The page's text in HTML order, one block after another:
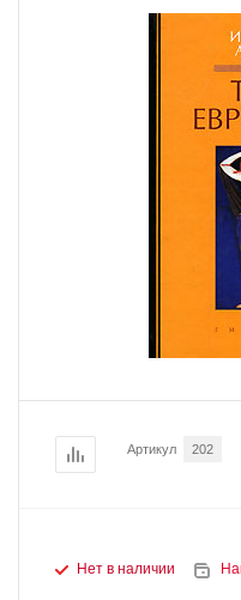
Артикул 202
Нет в наличии